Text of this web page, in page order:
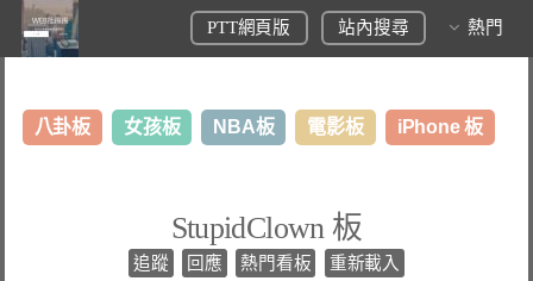
PTT網頁版 站內搜尋 熱門
八卦板 女孩板 NBA板 電影板 iPhone 板
StupidClown 板
追蹤 回應 熱門看板 重新載入